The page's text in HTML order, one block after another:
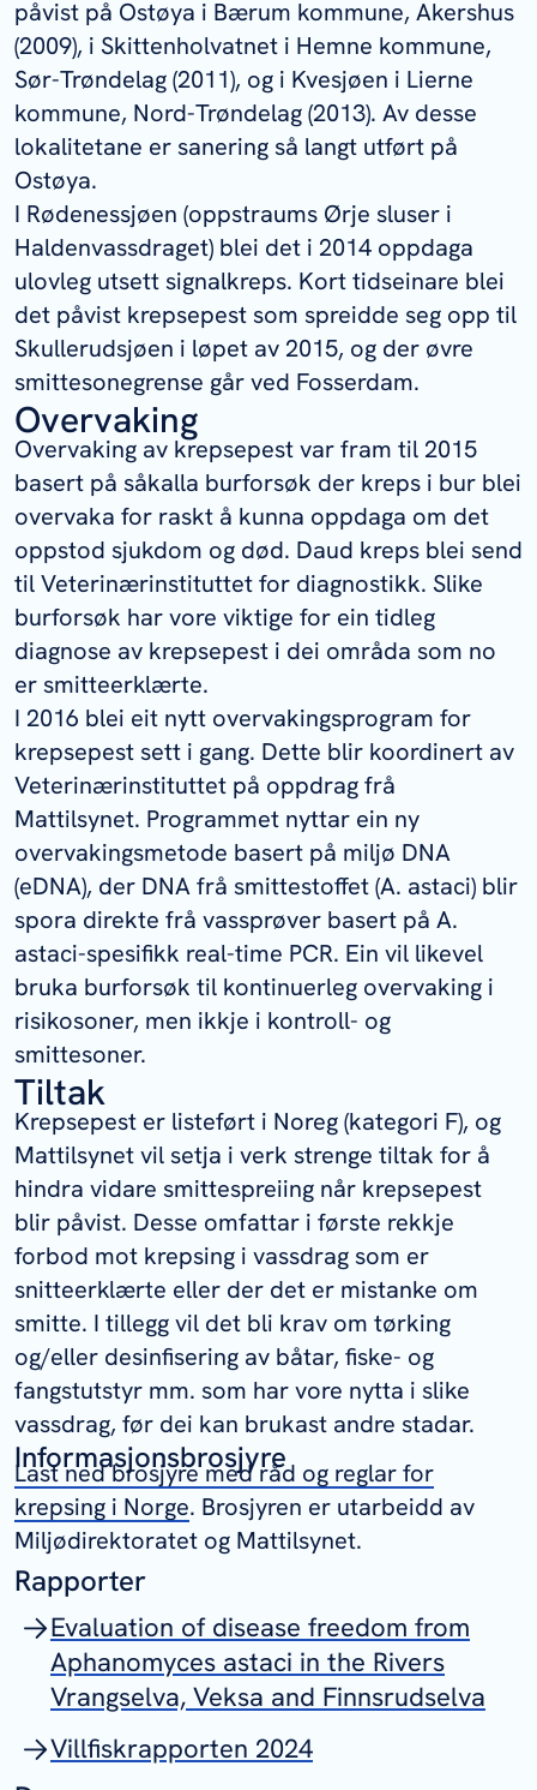
påvist på Ostøya i Bærum kommune, Akershus
(2009), i Skittenholvatnet i Hemne kommune,
Sør-Trøndelag (2011), og i Kvesjøen i Lierne
kommune, Nord-Trøndelag (2013). Av desse
lokalitetane er sanering så langt utført på
Ostøya.
I Rødenessjøen (oppstraums Ørje sluser i
Haldenvassdraget) blei det i 2014 oppdaga
ulovleg utsett signalkreps. Kort tidseinare blei
det påvist krepsepest som spreidde seg opp til
Skullerudsjøen i løpet av 2015, og der øvre
smittesonegrense går ved Fosserdam.
Overvaking
Overvaking av krepsepest var fram til 2015
basert på såkalla burforsøk der kreps i bur blei
overvaka for raskt å kunna oppdaga om det
oppstod sjukdom og død. Daud kreps blei send
til Veterinærinstituttet for diagnostikk. Slike
burforsøk har vore viktige for ein tidleg
diagnose av krepsepest i dei områda som no
er smitteerklærte.
I 2016 blei eit nytt overvakingsprogram for
krepsepest sett i gang. Dette blir koordinert av
Veterinærinstituttet på oppdrag frå
Mattilsynet. Programmet nyttar ein ny
overvakingsmetode basert på miljø DNA
(eDNA), der DNA frå smittestoffet (A. astaci) blir
spora direkte frå vassprøver basert på A.
astaci-spesifikk real-time PCR. Ein vil likevel
bruka burforsøk til kontinuerleg overvaking i
risikosoner, men ikkje i kontroll- og
smittesoner.
Tiltak
Krepsepest er listeført i Noreg (kategori F), og
Mattilsynet vil setja i verk strenge tiltak for å
hindra vidare smittespreiing når krepsepest
blir påvist. Desse omfattar i første rekkje
forbod mot krepsing i vassdrag som er
snitteerklærte eller der det er mistanke om
smitte. I tillegg vil det bli krav om tørking
og/eller desinfisering av båtar, fiske- og
fangstutstyr mm. som har vore nytta i slike
vassdrag, før dei kan brukast andre stadar.
Informasjonsbrosjyre
Last ned brosjyre med råd og reglar for
krepsing i Norge. Brosjyren er utarbeidd av
Miljødirektoratet og Mattilsynet.
Rapporter
Evaluation of disease freedom from
Aphanomyces astaci in the Rivers
Vrangselva, Veksa and Finnsrudselva
Villfiskrapporten 2024